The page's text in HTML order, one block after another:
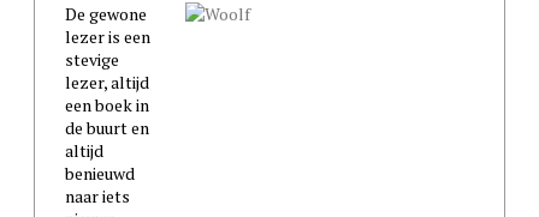
De gewone
lezer is een
stevige
lezer, altijd
een boek in
de buurt en
altijd
benieuwd
naar iets